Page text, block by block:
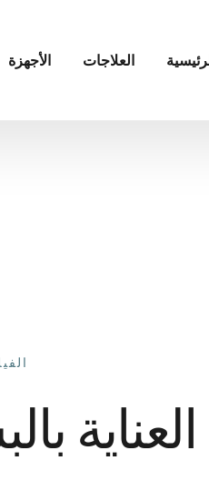
العلاجات الأجهزة
العناية